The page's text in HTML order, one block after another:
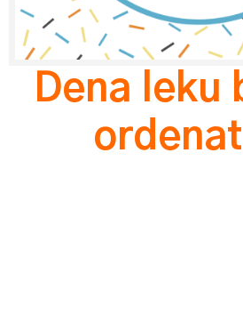
Dena leku